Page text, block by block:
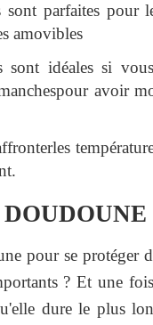
parfaites pour
amovibles
sont idéales si
avoir
pour se
? Et une
dure le plus